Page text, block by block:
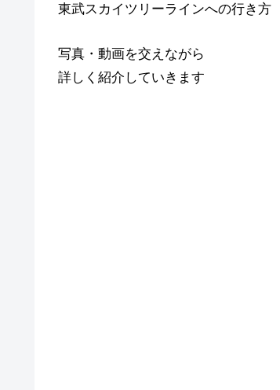
東武スカイツリーラインへの行き方
写真・動画を交えながら
詳しく紹介していきます